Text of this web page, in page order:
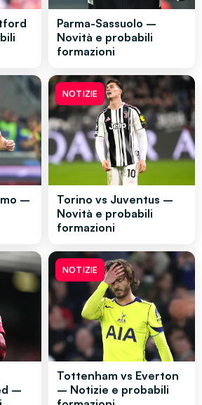
Parma-Sassuolo –
Novità e probabili
formazioni
–
NOTIZIE
Torino vs Juventus –
Novità e probabili
formazioni
–
NOTIZIE
Tottenham vs Everton
– Notizie e probabili